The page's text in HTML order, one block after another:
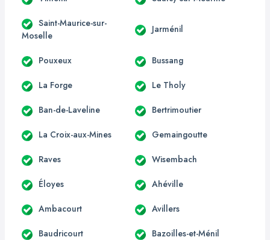
Saint-Maurice-sur-
Moselle
Jarménil
Pouxeux Bussang
La Forge Le Tholy
Ban-de-Laveline Bertrimoutier
La Croix-aux-Mines Gemaingoutte
Raves Wisembach
Éloyes Ahéville
Ambacourt Avillers
Baudricourt Bazoilles-et-Ménil